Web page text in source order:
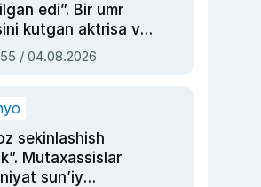
edi”. Bir umr
kutgan aktrisa va
ustasi Rimma
/ 04.08.2026
sekinlashish
Mutaxassislar
sun’iy